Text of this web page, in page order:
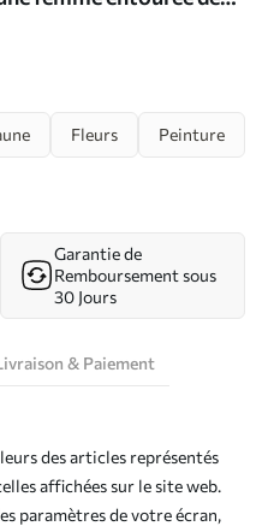
sombre Nr s38834
Fleurs Peinture
Garantie de
Remboursement sous
30 Jours
& Paiement
des articles représentés
affichées sur le site web.
paramètres de votre écran,